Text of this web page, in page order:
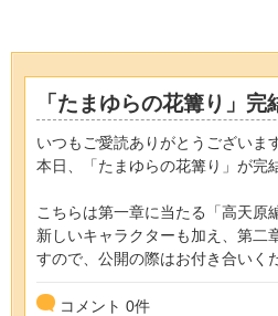
「たまゆらの花篝り」完
いつもご愛読ありがとうございま
本日、「たまゆらの花篝り」が完
こちらは第一章に当たる「高天原
新しいキャラクターも加え、第二
すので、公開の際はお付き合いく
コメント 0件